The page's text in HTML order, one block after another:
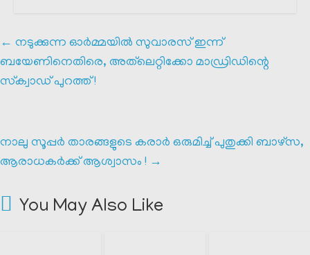
← നടുക്കുന്ന ഓർമ്മയിൽ സുവാരസ് ഇന്ന്
ബയേണിനെതിരെ, അത്‌ലെറ്റിക്കോ മാഡ്രിഡിന്റെ
സ്‌ക്വാഡ് പുറത്ത് !
നാലു സൂപ്പർ താരങ്ങളുടെ കരാർ ഒരുമിച്ച് പുതുക്കി ബാഴ്‌സ,
ആരാധകർക്ക് ആശ്വാസം ! →
You May Also Like